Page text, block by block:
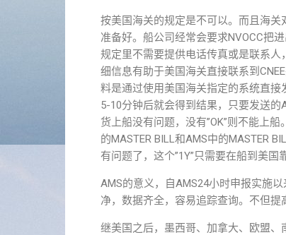
按美国海关的规定是不可以。而且海关
准备好。船公司经常会要求NVOCC把
规定里不需要提供电话传真或是联系人
细信息有助于美国海关直接联系到
料是通过使用美国海关指定的系统直
5-10分钟后就会得到结果，只要发送的
货上船没有问题，没有”OK”则不能上
的MASTER BILL和AMS中的MASTER
有问题了，这个”1Y”只需要在船到美国
AMS的意义，自AMS24小时申报实施
净，数据齐全，容易追踪查询。不但提
继美国之后，墨西哥、加拿大、欧盟